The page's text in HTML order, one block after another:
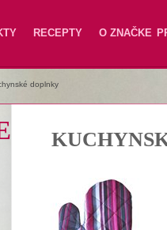
RECEPTY O ZNAČKE
doplnky